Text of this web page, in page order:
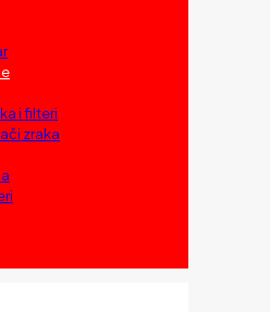
i filteri
zraka